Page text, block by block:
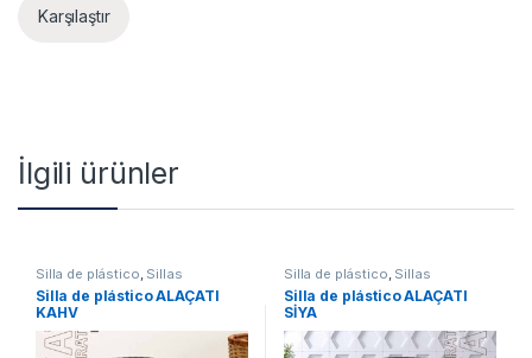
Karşılaştır
İlgili ürünler
Silla de plástico Sillas
Silla de plástico ALAÇATI
KAHV
Silla de plástico Sillas
Silla de plástico ALAÇATI
SİYA